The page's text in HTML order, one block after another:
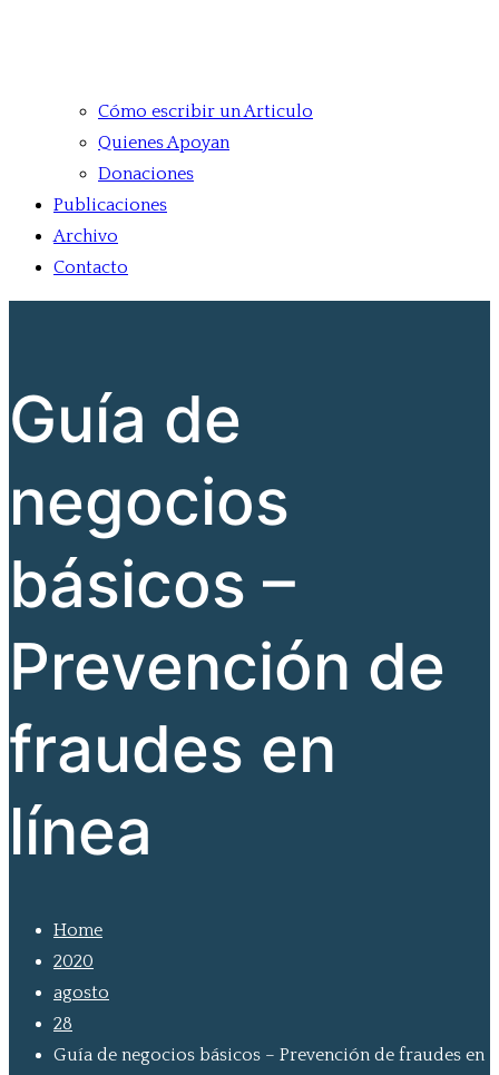
Cómo escribir un Articulo
Quienes Apoyan
Donaciones
Publicaciones
Archivo
Contacto
Guía de
negocios
básicos –
Prevención de
fraudes en
línea
Home
2020
agosto
28
Guía de negocios básicos – Prevención de fraudes en